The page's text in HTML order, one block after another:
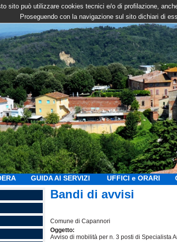
sito può utilizzare cookies tecnici e/o di profilazione,
Proseguendo con la navigazione sul sito dichiari di
GUIDA AI SERVIZI UFFICI e ORARI
Bandi di avvisi
Comune di Capannori
Oggetto:
Avviso di mobilità per n. 3 posti di Specialista